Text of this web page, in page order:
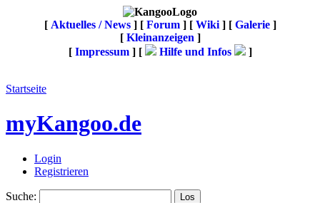
[ Aktuelles / News] [ Forum] [ Wiki] [ Galerie]
[ Kleinanzeigen ]
[ Impressum] [ Hilfe und Infos ]
Startseite
myKangoo.de
Login
Registrieren
Suche: